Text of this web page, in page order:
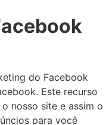
do Facebook
Este recurso
nosso site e assim o
para você